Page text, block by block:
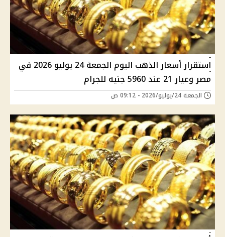
استقرار أسعار الذهب اليوم الجمعة 24 يوليو 2026 في
مصر وعيار 21 عند 5960 جنيه للجرام
الجمعة 24/يوليو/2026 - 09:12 ص